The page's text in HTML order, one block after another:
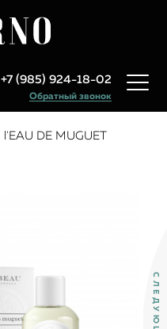
+7 (985) 924-18-02
Обратный звонок
l'EAU DE MUGUET